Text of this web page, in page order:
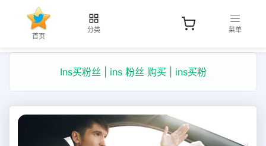
首页
分类 菜单
Ins买粉丝 | ins 粉丝 购买 | ins买粉